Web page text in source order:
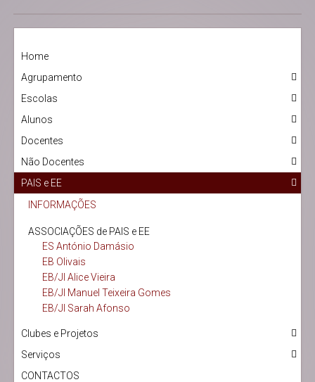
Home
Agrupamento
Escolas
Alunos
Docentes
Não Docentes
PAIS e EE
INFORMAÇÕES
ASSOCIAÇÕES de PAIS e EE
ES António Damásio
EB Olivais
EB/JI Alice Vieira
EB/JI Manuel Teixeira Gomes
EB/JI Sarah Afonso
Clubes e Projetos
Serviços
CONTACTOS